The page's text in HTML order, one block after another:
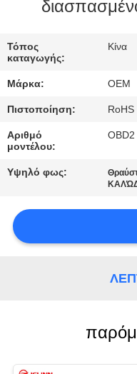
ΈΛΕΓΧΟΣ
ΜΑΣ
ΕΛΆΤΕ
ΕΠΑΦΉ
ΜΕ
ΈΝΑ
ΑΠΌΣΠΑΣΜΑ
PRIVACY
Τόπος
καταγωγής:
Κίνα
Μάρκα: OEM
Πιστοποίηση: RoHS
Αριθμό
μοντέλου:
OBD2
Υψηλό φως: